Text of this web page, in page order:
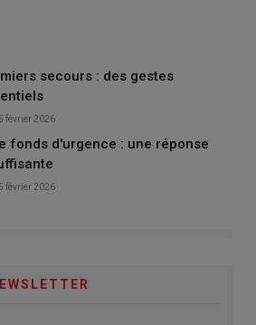
secours : des gestes
février 2026
fonds d'urgence : une réponse
février 2026